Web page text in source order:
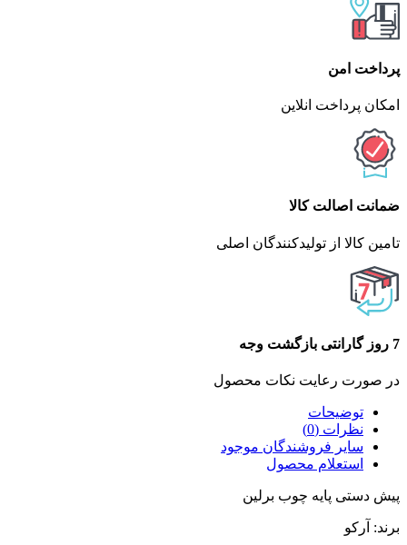
پرداخت امن
امکان پرداخت انلاین
ضمانت اصالت کالا
تامین کالا از تولیدکنندگان اصلی
7 روز گارانتی بازگشت وجه
در صورت رعایت نکات محصول
توضیحات
نظرات (0)
سایر فروشندگان موجود
استعلام محصول
پیش دستی پایه چوب برلین
برند: آرکو